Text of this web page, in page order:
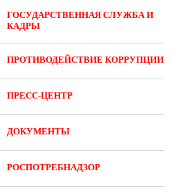
ГОСУДАРСТВЕННАЯ СЛУЖБА И
КАДРЫ
ПРОТИВОДЕЙСТВИЕ КОРРУПЦИИ
ПРЕСС-ЦЕНТР
ДОКУМЕНТЫ
РОСПОТРЕБНАДЗОР